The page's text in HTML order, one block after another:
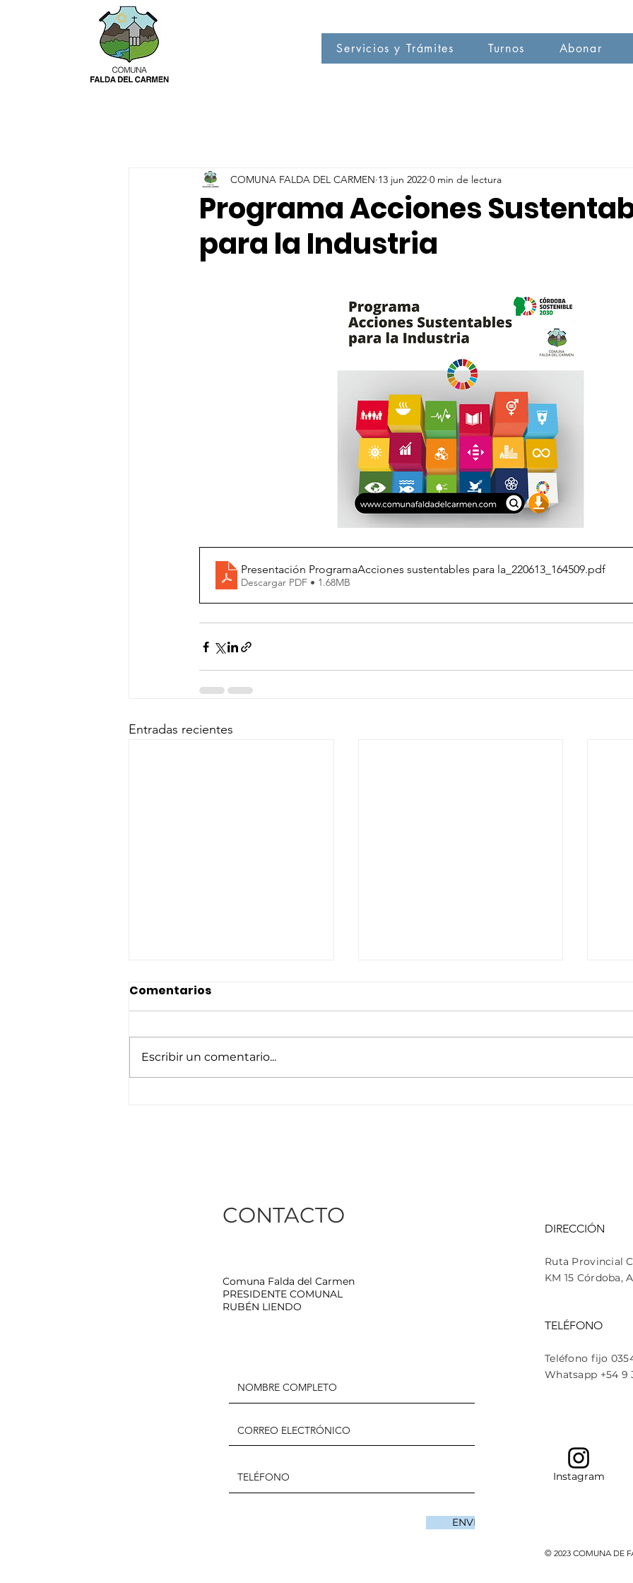
Servicios y Trámites Turnos Abonar
Programa Acciones
para la Industria
COMUNA FALDA DEL CARMEN 13 jun 2022 0 min de lectura
Presentación ProgramaAcciones sustentables para la_220613_164509.pdf
Descargar PDF • 1.68MB
Entradas recientes
Comentarios
Escribir un comentario...
CONTACTO
Comuna Falda del Carmen
PRESIDENTE COMUNAL
RUBÉN LIENDO
ENVIAR
DIRECCIÓN
Ruta Provincial
KM 15 Córdoba,
TELÉFONO
Teléfono fijo
Whatsapp +54 9
Instagram
© 2023 COMUNA DE